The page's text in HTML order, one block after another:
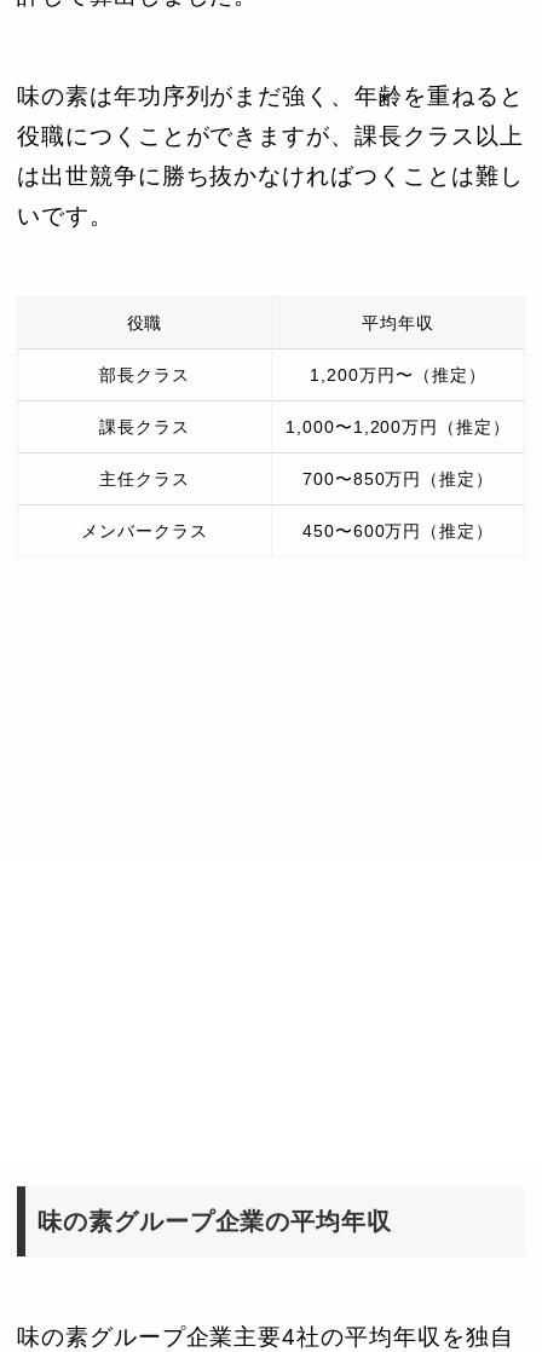
味の素は年功序列がまだ強く、年齢を重ねると
役職につくことができますが、課長クラス以上
は出世競争に勝ち抜かなければつくことは難し
いです。
役職 平均年収
部長クラス 1,200万円〜（推定）
課長クラス 1,000〜1,200万円（推定）
主任クラス 700〜850万円（推定）
メンバークラス 450〜600万円（推定）
味の素グループ企業の平均年収
味の素グループ企業主要4社の平均年収を独自